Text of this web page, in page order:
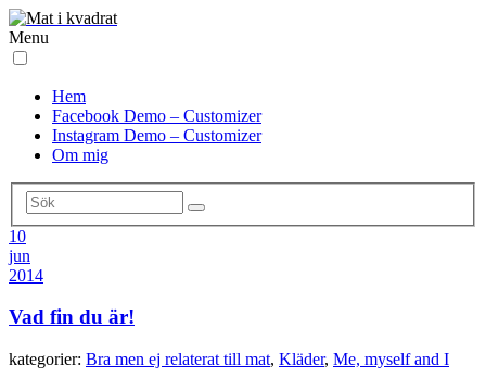
Menu
Hem
Facebook Demo – Customizer
Instagram Demo – Customizer
Om mig
10
jun
2014
Vad fin du är!
kategorier: Bra men ej relaterat till mat, Kläder, Me, myself and I